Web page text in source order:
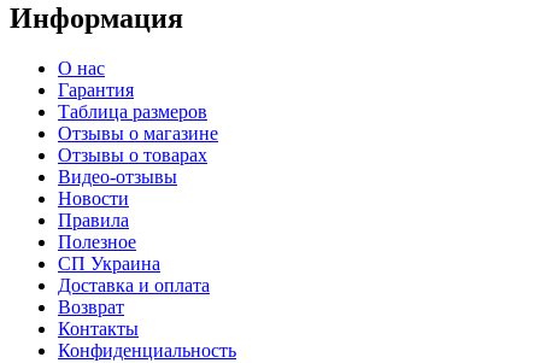
Информация
О нас
Гарантия
Таблица размеров
Отзывы о магазине
Отзывы о товарах
Видео-отзывы
Новости
Правила
Полезное
СП Украина
Доставка и оплата
Возврат
Контакты
Конфиденциальность